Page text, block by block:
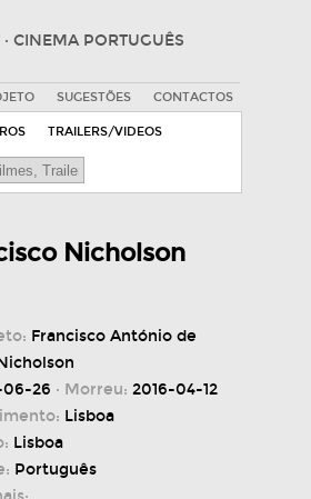
· CINEMA PORTUGUÊS
SUGESTÕES CONTACTOS
TRAILERS/VIDEOS
Nicholson
Francisco António de
06-26 · Morreu: 2016-04-12
Lisboa
Lisboa
Português